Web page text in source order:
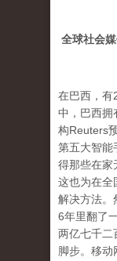
全球社会
在巴西，有
中，巴西拥
构Reuters
第五大智能
得那些在家
这也为在全
解决方法。
6年里翻了
两亿七千二
脚步。移